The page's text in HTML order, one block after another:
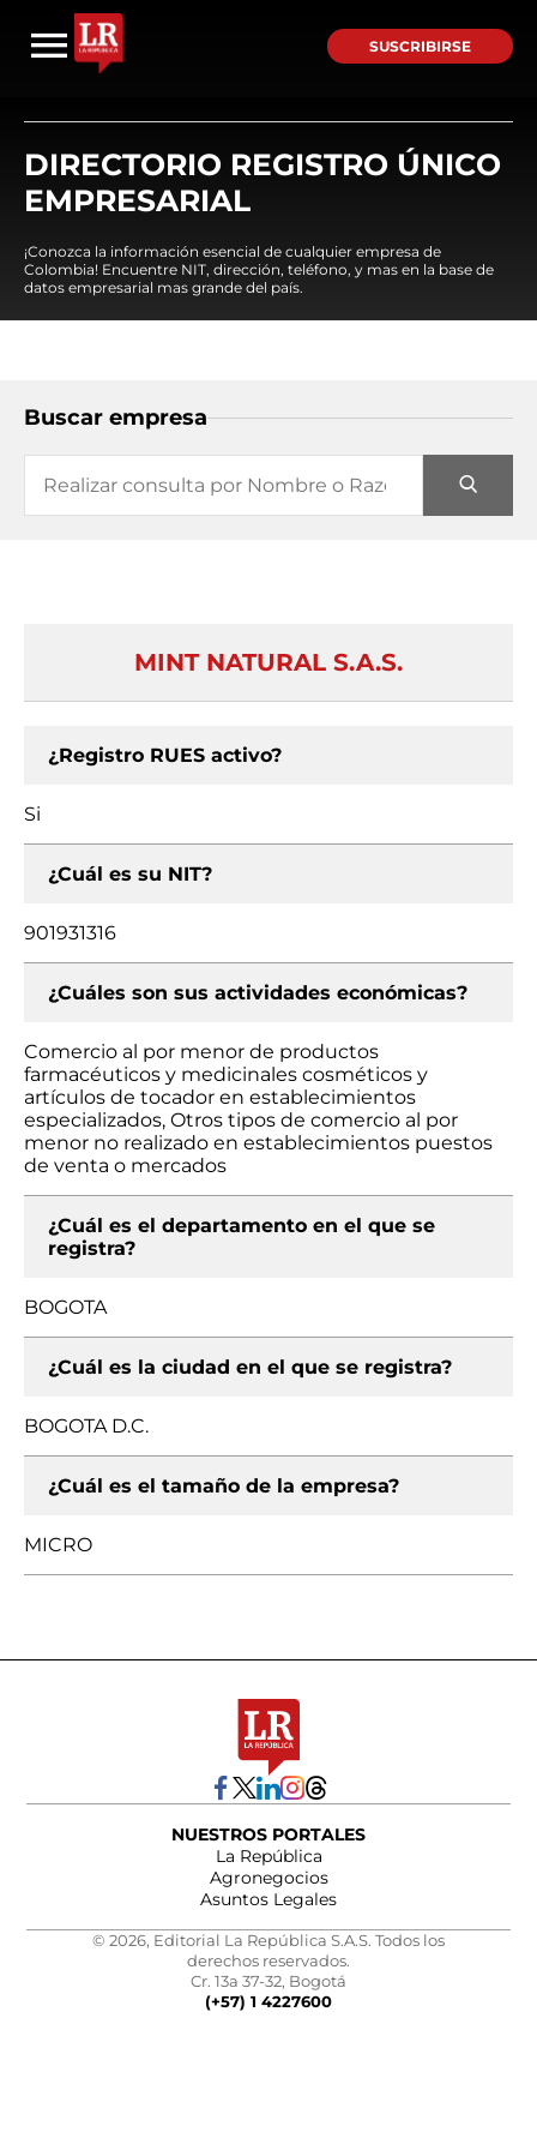
SUSCRIBIRSE
DIRECTORIO REGISTRO ÚNICO
EMPRESARIAL
¡Conozca la información esencial de cualquier empresa de
Colombia! Encuentre NIT, dirección, teléfono, y mas en la base de
datos empresarial mas grande del país.
Buscar empresa
MINT NATURAL S.A.S.
¿Registro RUES activo?
Si
¿Cuál es su NIT?
901931316
¿Cuáles son sus actividades económicas?
Comercio al por menor de productos
farmacéuticos y medicinales cosméticos y
artículos de tocador en establecimientos
especializados, Otros tipos de comercio al por
menor no realizado en establecimientos puestos
de venta o mercados
¿Cuál es el departamento en el que se
registra?
BOGOTA
¿Cuál es la ciudad en el que se registra?
BOGOTA D.C.
¿Cuál es el tamaño de la empresa?
MICRO
NUESTROS PORTALES
La República
Agronegocios
Asuntos Legales
© 2026, Editorial La República S.A.S. Todos los
derechos reservados.
Cr. 13a 37-32, Bogotá
(+57) 1 4227600